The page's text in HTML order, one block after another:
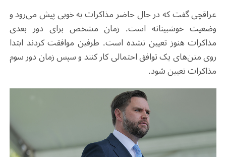
عراقچی گفت که در حال حاضر مذاکرات به خوبی پیش می‌رود و
وضعیت خوشبینانه است. زمان مشخص برای دور بعدی
مذاکرات هنوز تعیین نشده است. طرفین موافقت کردند ابتدا
روی متن‌های یک توافق احتمالی کار کنند و سپس زمان دور سوم
مذاکرات تعیین شود.